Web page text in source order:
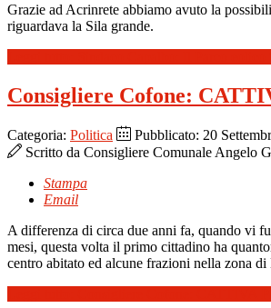
Grazie ad Acrinrete abbiamo avuto la
riguardava la Sila grande.
Consigliere Cofone:
Categoria: Politica
Pubblicato: 20
Scritto da Consigliere Comunale Angelo
Stampa
Email
A differenza di circa due anni fa, quando vi
mesi, questa volta il primo cittadino ha
centro abitato ed alcune frazioni nella zona